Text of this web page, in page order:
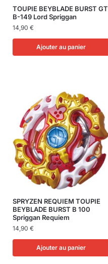
TOUPIE BEYBLADE BURST GT
B-149 Lord Spriggan
14,90 €
Ajouter au panier
SPRYZEN REQUIEM TOUPIE
BEYBLADE BURST B 100
Spriggan Requiem
14,90 €
Ajouter au panier